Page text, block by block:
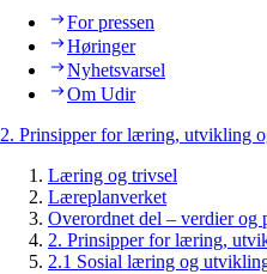
For pressen
Høringer
Nyhetsvarsel
Om Udir
2. Prinsipper for læring, utvikling
Læring og trivsel
Læreplanverket
Overordnet del – verdier
2. Prinsipper for læring,
2.1 Sosial læring og